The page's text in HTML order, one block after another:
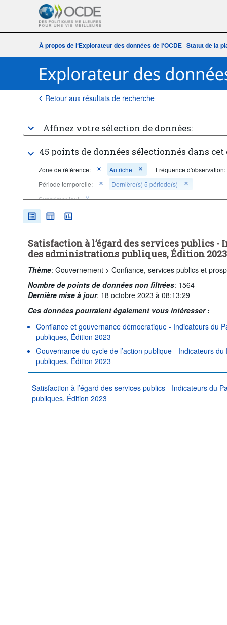
À propos de l‘Explorateur des données de l‘OCDE | Statut de la
Retour aux résultats de recherche
Affinez votre sélection de données:
45 points de données sélectionnés dans cet
Zone de référence: Autriche
Fréquence d'observation:
Période temporelle:
Dernière(s) 5 période(s)
Supprimer tout
Satisfaction à l’égard des services publics -
des administrations publiques, Édition 2023
Thème: Gouvernement > Confiance, services publics et
Nombre de points de données non filtrées: 1564
Dernière mise à jour: 18 octobre 2023 à 08:13:29
Ces données pourraient également vous intéresser :
Confiance et gouvernance démocratique - Indicateurs du
publiques, Édition 2023
Gouvernance du cycle de l’action publique - Indicateurs
publiques, Édition 2023
Satisfaction à l’égard des services publics - Indicateurs du
publiques, Édition 2023